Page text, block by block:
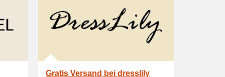
Gratis Versand bei dresslily